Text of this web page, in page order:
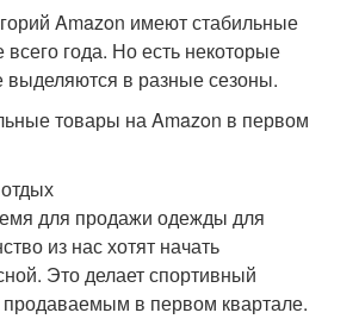
Amazon имеют стабильные
года. Но есть некоторые
выделяются в разные сезоны.
товары на Amazon в первом
для продажи одежды для
из нас хотят начать
Это делает спортивный
в первом квартале.